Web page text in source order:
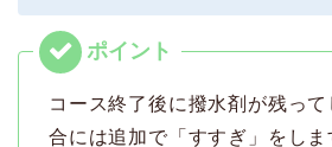
コース終了後に撥水剤が残っ
合には追加で「すすぎ」をしま